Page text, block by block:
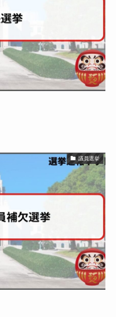
議員選挙